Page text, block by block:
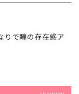
りで瞳の存在感ア